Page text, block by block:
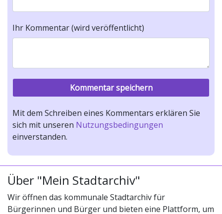
Ihr Kommentar (wird veröffentlicht)
Mit dem Schreiben eines Kommentars erklären Sie
sich mit unseren Nutzungsbedingungen
einverstanden.
Über "Mein Stadtarchiv"
Wir öffnen das kommunale Stadtarchiv für
Bürgerinnen und Bürger und bieten eine Plattform, um